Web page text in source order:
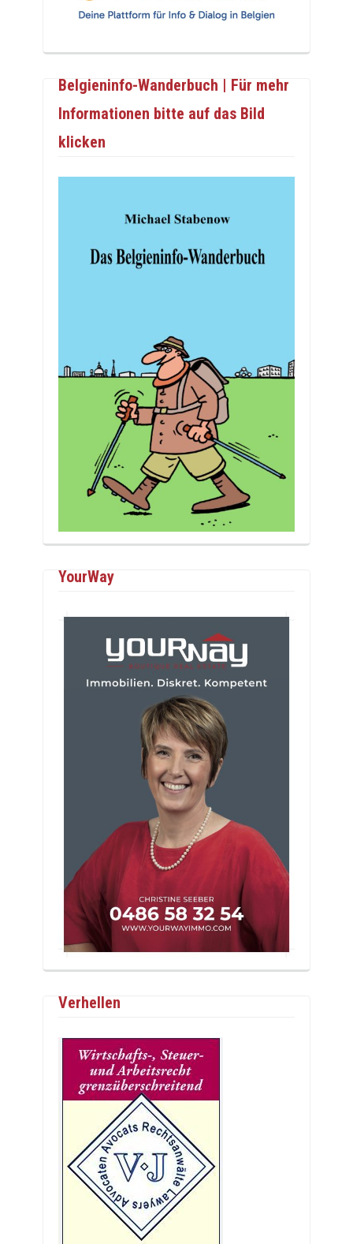
Belgieninfo-Wanderbuch | Für mehr
Informationen bitte auf das Bild
klicken
YourWay
Verhellen